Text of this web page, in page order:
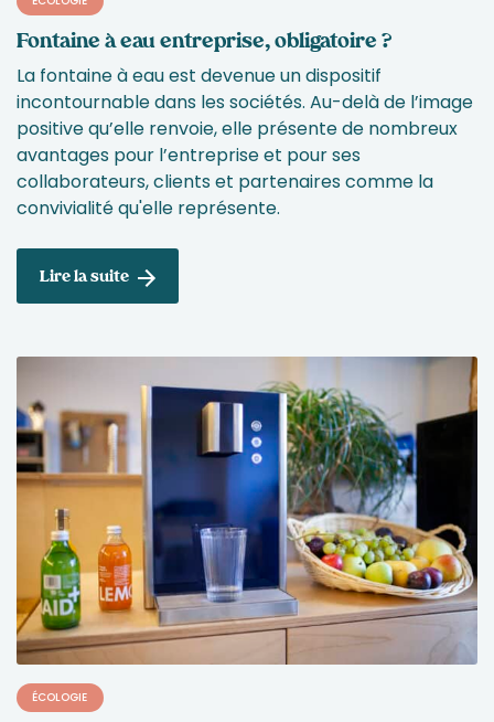
Fontaine à eau entreprise, obligatoire ?
La fontaine à eau est devenue un dispositif
incontournable dans les sociétés. Au-delà de l’image
positive qu’elle renvoie, elle présente de nombreux
avantages pour l’entreprise et pour ses
collaborateurs, clients et partenaires comme la
convivialité qu'elle représente.
Lire la suite
ÉCOLOGIE